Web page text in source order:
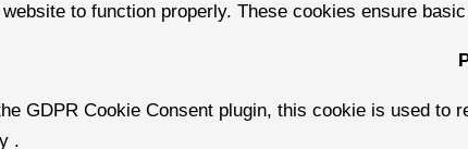
to function properly. These cookies ensure
GDPR Cookie Consent plugin, this cookie is used
.